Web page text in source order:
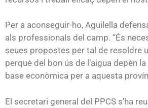
Per a aconseguir-ho, Aguilella
als professionals del camp. “És
seues propostes per tal de resoldre
perquè del bon ús de l’aigua depèn
base econòmica per a aquesta
El secretari general del PPCS s’ha